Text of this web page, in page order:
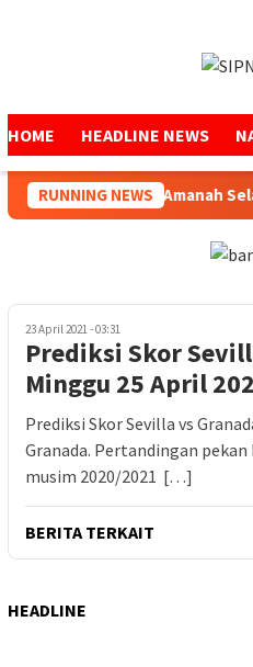
HOME HEADLINE NEWS
RUNNING NEWS
Menjaga Amanah
23 April 2021 - 03:31
Prediksi Skor
Minggu 25 April
Prediksi Skor Sevilla vs
Granada. Pertandingan pekan
musim 2020/2021 […]
BERITA TERKAIT
HEADLINE